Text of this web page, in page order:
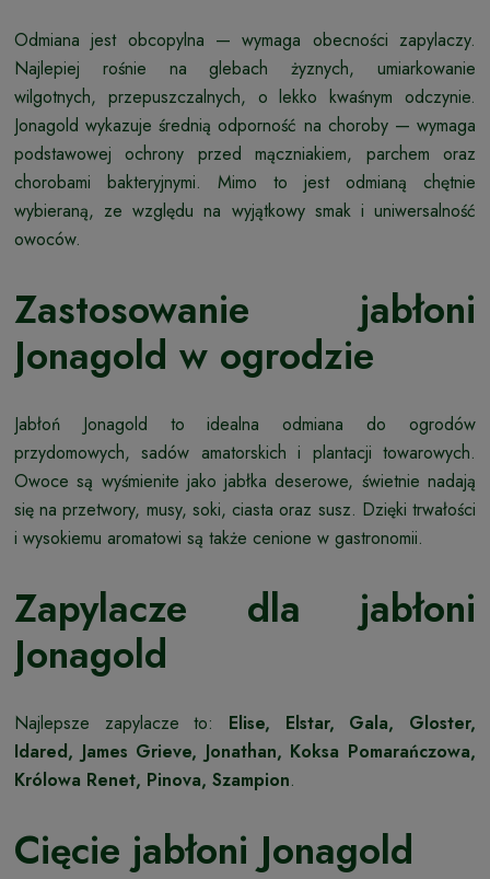
Odmiana jest obcopylna — wymaga obecności zapylaczy.
Najlepiej rośnie na glebach żyznych, umiarkowanie
wilgotnych, przepuszczalnych, o lekko kwaśnym odczynie.
Jonagold wykazuje średnią odporność na choroby — wymaga
podstawowej ochrony przed mączniakiem, parchem oraz
chorobami bakteryjnymi. Mimo to jest odmianą chętnie
wybieraną, ze względu na wyjątkowy smak i uniwersalność
owoców.
Zastosowanie jabłoni
Jonagold w ogrodzie
Jabłoń Jonagold to idealna odmiana do ogrodów
przydomowych, sadów amatorskich i plantacji towarowych.
Owoce są wyśmienite jako jabłka deserowe, świetnie nadają
się na przetwory, musy, soki, ciasta oraz susz. Dzięki trwałości
i wysokiemu aromatowi są także cenione w gastronomii.
Zapylacze dla jabłoni
Jonagold
Najlepsze zapylacze to: Elise, Elstar, Gala, Gloster,
Idared, James Grieve, Jonathan, Koksa Pomarańczowa,
Królowa Renet, Pinova, Szampion.
Cięcie jabłoni Jonagold